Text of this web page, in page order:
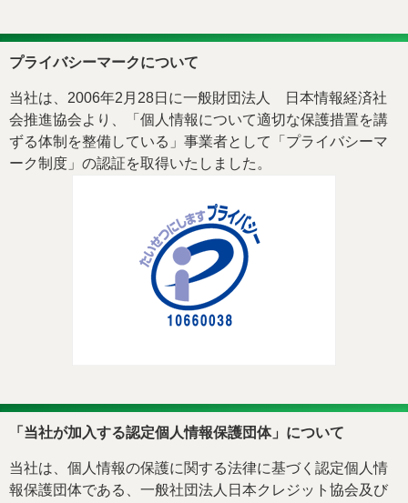
プライバシーマークについて
当社は、2006年2月28日に一般財団法人 日本情報経済社
会推進協会より、「個人情報について適切な保護措置を講
ずる体制を整備している」事業者として「プライバシーマ
ーク制度」の認証を取得いたしました。
「当社が加入する認定個人情報保護団体」について
当社は、個人情報の保護に関する法律に基づく認定個人情
報保護団体である、一般社団法人日本クレジット協会及び